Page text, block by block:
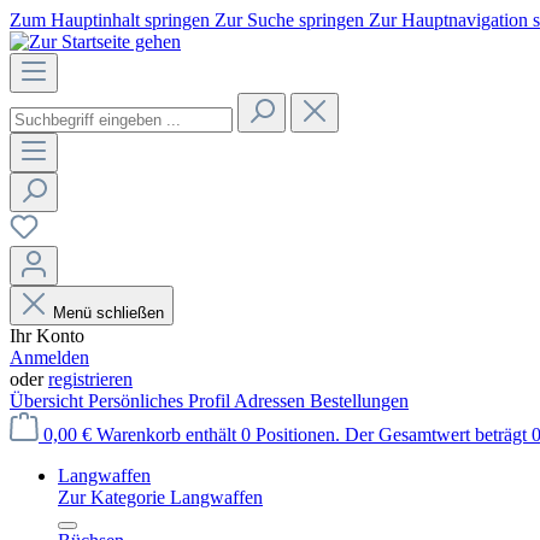
Zum Hauptinhalt springen Zur Suche springen Zur Hauptnavigation
Menü schließen
Ihr Konto
Anmelden
oderregistrieren
Übersicht Persönliches Profil Adressen Bestellungen
0,00 € Warenkorb enthält 0 Positionen. Der Gesamtwert beträgt
Langwaffen
Zur Kategorie Langwaffen